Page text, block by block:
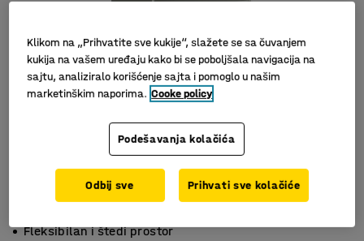
Fleksibilan i štedi prostor
Klikom na „Prihvatite sve kukije“, slažete se sa čuvanjem
kukija na vašem uređaju kako bi se poboljšala navigacija na
sajtu, analiziralo korišćenje sajta i pomoglo u našim
marketinškim naporima. Cooke policy
Podešavanja kolačića
Odbij sve Prihvati sve kolačiće